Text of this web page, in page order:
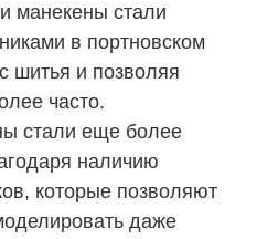
манекены стали
в портновском
шитья и позволяя
часто.
стали еще более
наличию
которые позволяют
даже